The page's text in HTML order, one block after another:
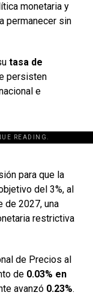
monetaria y
permanecer sin
tasa de
persisten
e
READING.
para que la
del 3%, al
de 2027, una
restrictiva
de Precios al
de 0.03% en
avanzó 0.23%.